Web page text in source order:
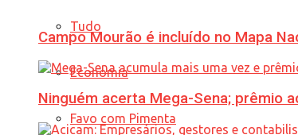
Tudo
Economia
Favo com Pimenta
Campo Mourão é incluído no Mapa
Ninguém acerta Mega-Sena; prêmio